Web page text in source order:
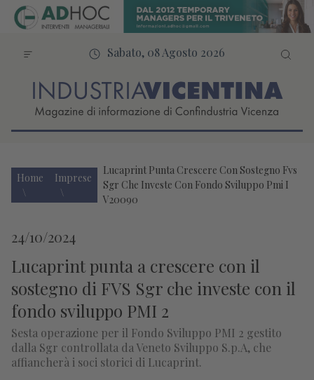
Sabato, 08 Agosto 2026
Home Imprese
Lucaprint Punta Crescere Con Sostegno Fvs
Sgr Che Investe Con Fondo Sviluppo Pmi I
V20090
24/10/2024
Lucaprint punta a crescere con il
sostegno di FVS Sgr che investe con il
fondo sviluppo PMI 2
Sesta operazione per il Fondo Sviluppo PMI 2 gestito
dalla Sgr controllata da Veneto Sviluppo S.p.A, che
affiancherà i soci storici di Lucaprint.